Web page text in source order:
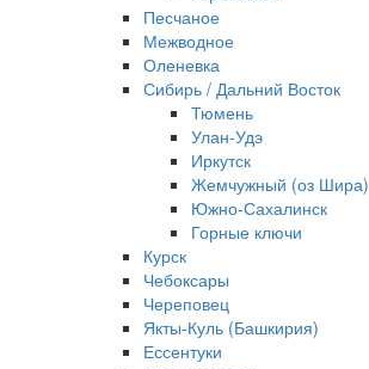
Песчаное
Межводное
Оленевка
Сибирь / Дальний Восток
Тюмень
Улан-Удэ
Иркутск
Жемчужный (оз Шира)
Южно‐Сахалинск
Горные ключи
Курск
Чебоксары
Череповец
Якты-Куль (Башкирия)
Ессентуки